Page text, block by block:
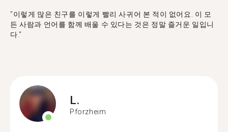
"이렇게 많은 친구를 이렇게 빨리 사귀어 본 적이 없어요. 이 모
든 사람과 언어를 함께 배울 수 있다는 것은 정말 즐거운 일입니
다."
L.
Pforzheim